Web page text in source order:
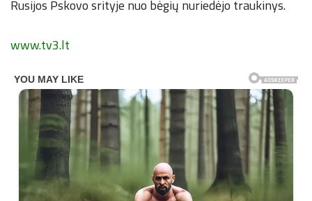
Rusijos Pskovo srityje nuo bėgių nuriedėjo traukinys.
www.tv3.lt